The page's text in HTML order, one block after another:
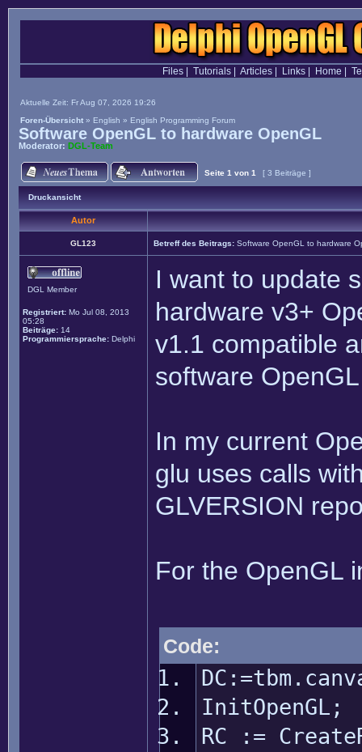
Files| Tutorials| Articles| Links| Home
Aktuelle Zeit: Fr Aug 07, 2026 19:26
Foren-Übersicht » English » English Programming Forum
Software OpenGL to hardware OpenGL
Moderator: DGL-Team
Seite 1 von 1 [ 3 Beiträge ]
Druckansicht
Autor
GL123 Betreff des Beitrags: Software OpenGL to hardware
DGL Member
Registriert: Mo Jul 08, 2013
05:28
Beiträge: 14
Programmiersprache: Delphi
I want to update
hardware v3+
v1.1 compatible
software
In my current
glu uses calls
GLVERSION
For the OpenGL
Code:
InitOpenGL;
RC :=